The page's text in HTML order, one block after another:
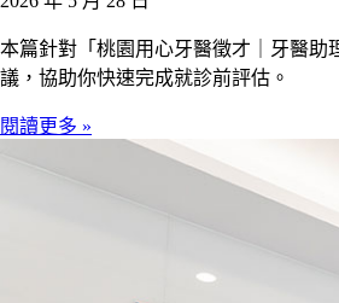
本篇針對「桃園用心牙醫徵才｜牙醫
議，協助你快速完成就診前評估。
閱讀更多 »